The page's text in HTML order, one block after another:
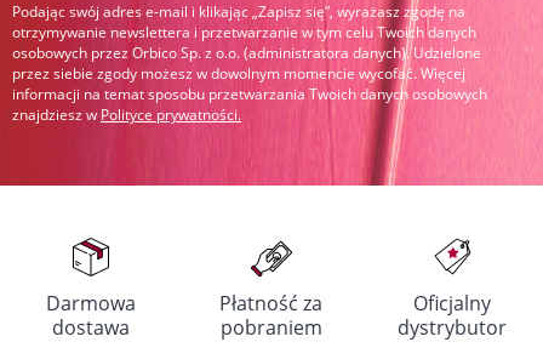
Podając swój adres e-mail i klikając „Zapisz się”, wyrażasz zgodę na
otrzymywanie newslettera i przetwarzanie w tym celu Twoich danych
osobowych przez Orbico Sp. z o.o. (administratora danych). Udzielone
przez siebie zgody możesz w dowolnym momencie wycofać. Więcej
informacji na temat sposobu przetwarzania Twoich danych osobowych
znajdziesz w Polityce prywatności.
Darmowa
dostawa
Płatność za
pobraniem
Oficjalny
dystrybutor